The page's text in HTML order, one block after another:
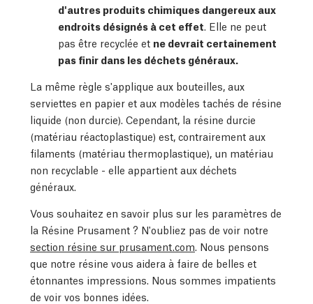
d'autres produits chimiques dangereux aux
endroits désignés à cet effet . Elle ne peut
pas être recyclée et ne devrait certainement
pas finir dans les déchets généraux.
La même règle s'applique aux bouteilles, aux
serviettes en papier et aux modèles tachés de résine
liquide (non durcie). Cependant, la résine durcie
(matériau réactoplastique) est, contrairement aux
filaments (matériau thermoplastique), un matériau
non recyclable - elle appartient aux déchets
généraux.
Vous souhaitez en savoir plus sur les paramètres de
la Résine Prusament ? N'oubliez pas de voir notre
section résine sur prusament.com . Nous pensons
que notre résine vous aidera à faire de belles et
étonnantes impressions. Nous sommes impatients
de voir vos bonnes idées.